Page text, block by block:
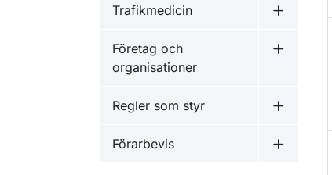
Trafikmedicin
Företag och
organisationer
Regler som styr
Förarbevis